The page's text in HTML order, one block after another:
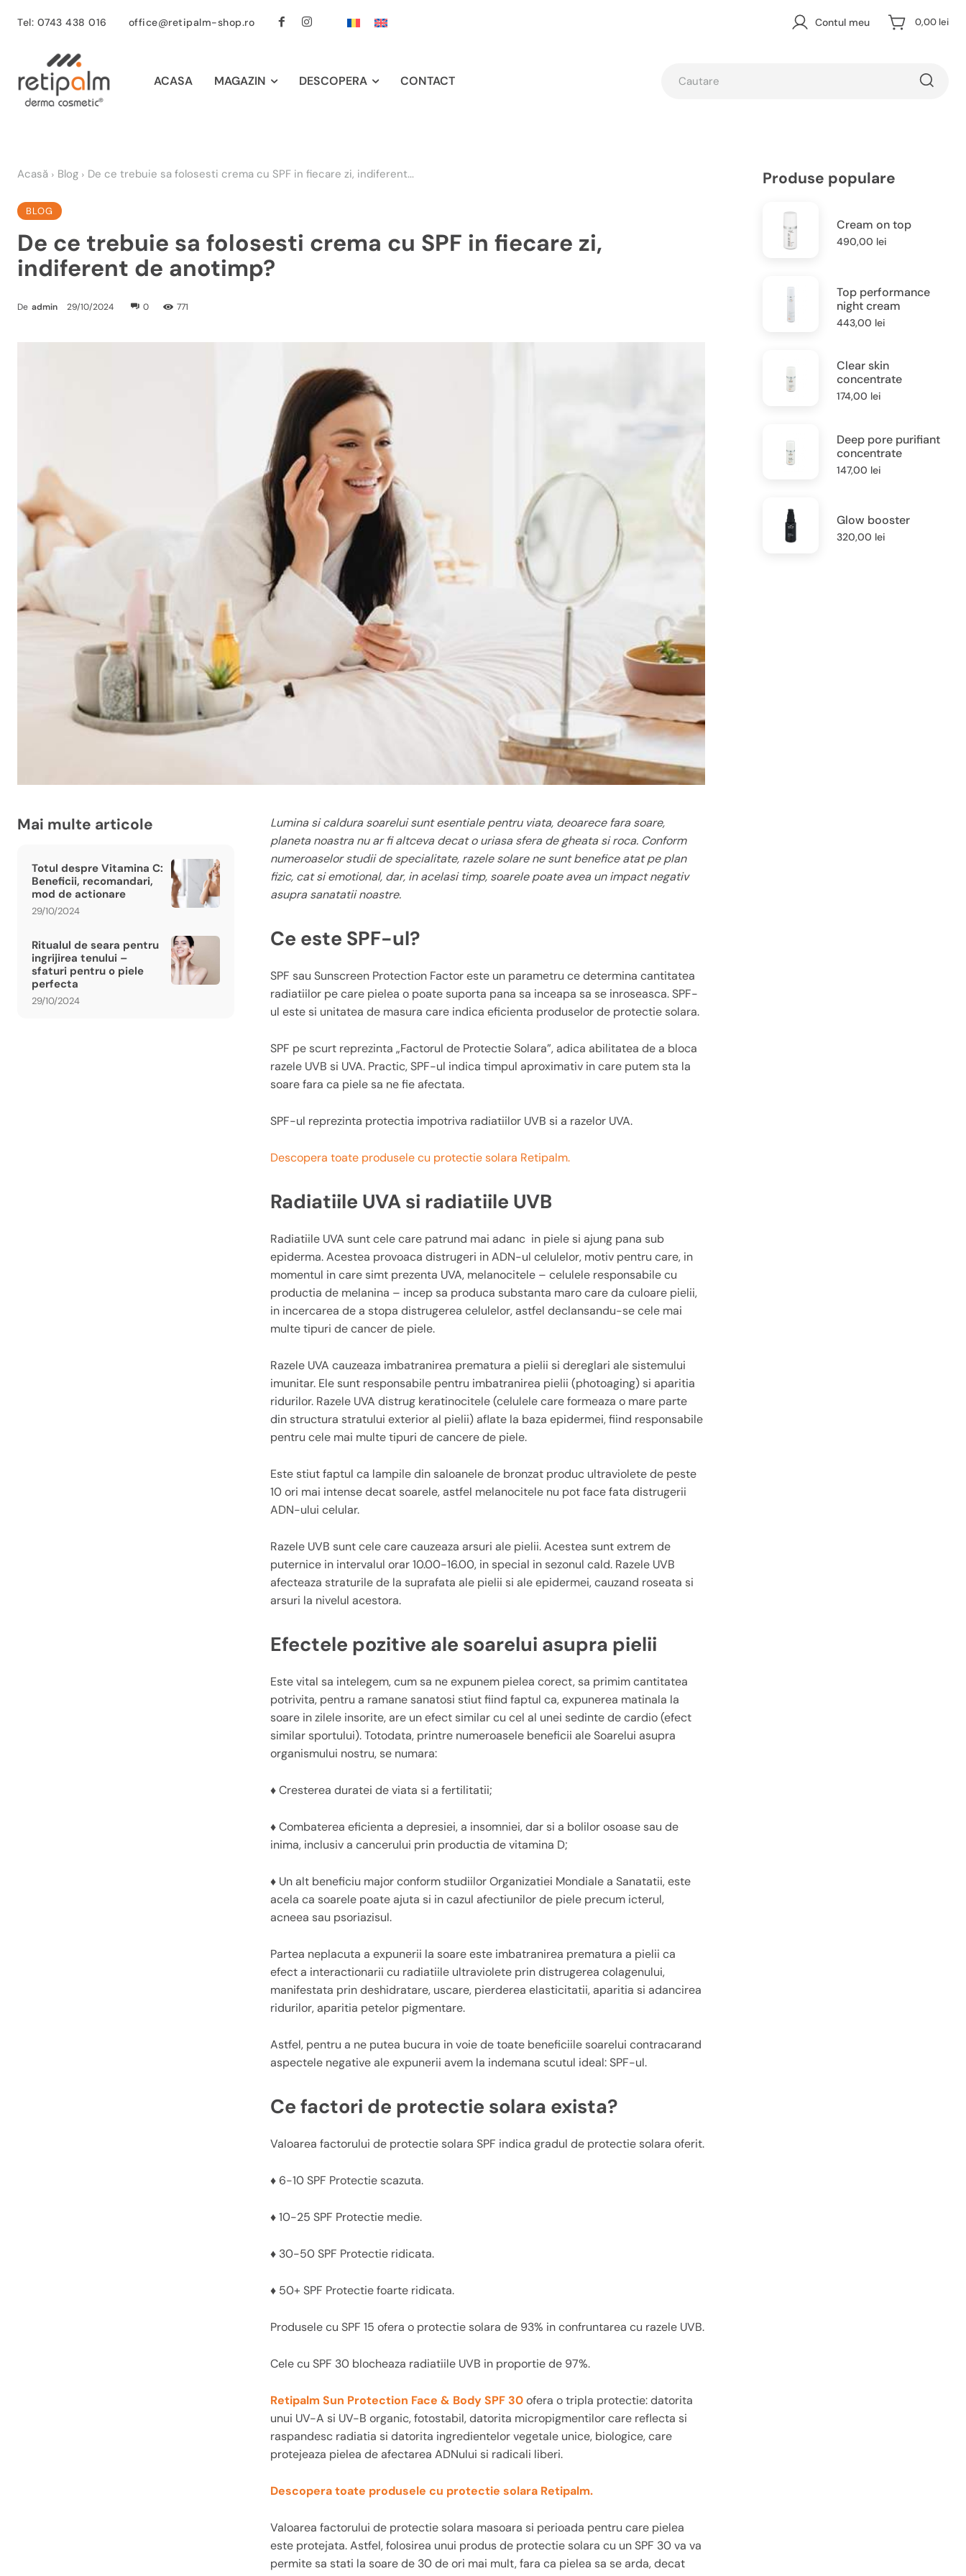
Tel: 0743 438 016 office@retipalm-shop.ro Contul meu 0,00 lei
ACASA MAGAZIN DESCOPERA CONTACT
Acasă Blog De ce trebuie sa folosesti crema cu SPF in fiecare zi, indiferent...
BLOG
De ce trebuie sa folosesti crema cu SPF in fiecare zi,
indiferent de anotimp?
De admin 29/10/2024 0 771
Mai multe articole
Totul despre Vitamina C:
Beneficii, recomandari,
mod de actionare
29/10/2024
Ritualul de seara pentru
ingrijirea tenului –
sfaturi pentru o piele
perfecta
29/10/2024
Lumina si caldura soarelui sunt esentiale pentru viata, deoarece fara soare,
planeta noastra nu ar fi altceva decat o uriasa sfera de gheata si roca. Conform
numeroaselor studii de specialitate, razele solare ne sunt benefice atat pe plan
fizic, cat si emotional, dar, in acelasi timp, soarele poate avea un impact negativ
asupra sanatatii noastre.
Ce este SPF-ul?
SPF sau Sunscreen Protection Factor este un parametru ce determina cantitatea
radiatiilor pe care pielea o poate suporta pana sa inceapa sa se inroseasca. SPF-
ul este si unitatea de masura care indica eficienta produselor de protectie solara.
SPF pe scurt reprezinta „Factorul de Protectie Solara”, adica abilitatea de a bloca
razele UVB si UVA. Practic, SPF-ul indica timpul aproximativ in care putem sta la
soare fara ca piele sa ne fie afectata.
SPF-ul reprezinta protectia impotriva radiatiilor UVB si a razelor UVA.
Descopera toate produsele cu protectie solara Retipalm.
Radiatiile UVA si radiatiile UVB
Radiatiile UVA sunt cele care patrund mai adanc in piele si ajung pana sub
epiderma. Acestea provoaca distrugeri in ADN-ul celulelor, motiv pentru care, in
momentul in care simt prezenta UVA, melanocitele – celulele responsabile cu
productia de melanina – incep sa produca substanta maro care da culoare pielii,
in incercarea de a stopa distrugerea celulelor, astfel declansandu-se cele mai
multe tipuri de cancer de piele.
Razele UVA cauzeaza imbatranirea prematura a pielii si dereglari ale sistemului
imunitar. Ele sunt responsabile pentru imbatranirea pielii (photoaging) si aparitia
ridurilor. Razele UVA distrug keratinocitele (celulele care formeaza o mare parte
din structura stratului exterior al pielii) aflate la baza epidermei, fiind responsabile
pentru cele mai multe tipuri de cancere de piele.
Este stiut faptul ca lampile din saloanele de bronzat produc ultraviolete de peste
10 ori mai intense decat soarele, astfel melanocitele nu pot face fata distrugerii
ADN-ului celular.
Razele UVB sunt cele care cauzeaza arsuri ale pielii. Acestea sunt extrem de
puternice in intervalul orar 10.00-16.00, in special in sezonul cald. Razele UVB
afecteaza straturile de la suprafata ale pielii si ale epidermei, cauzand roseata si
arsuri la nivelul acestora.
Efectele pozitive ale soarelui asupra pielii
Este vital sa intelegem, cum sa ne expunem pielea corect, sa primim cantitatea
potrivita, pentru a ramane sanatosi stiut fiind faptul ca, expunerea matinala la
soare in zilele insorite, are un efect similar cu cel al unei sedinte de cardio (efect
similar sportului). Totodata, printre numeroasele beneficii ale Soarelui asupra
organismului nostru, se numara:
♦ Cresterea duratei de viata si a fertilitatii;
♦ Combaterea eficienta a depresiei, a insomniei, dar si a bolilor osoase sau de
inima, inclusiv a cancerului prin productia de vitamina D;
♦ Un alt beneficiu major conform studiilor Organizatiei Mondiale a Sanatatii, este
acela ca soarele poate ajuta si in cazul afectiunilor de piele precum icterul,
acneea sau psoriazisul.
Partea neplacuta a expunerii la soare este imbatranirea prematura a pielii ca
efect a interactionarii cu radiatiile ultraviolete prin distrugerea colagenului,
manifestata prin deshidratare, uscare, pierderea elasticitatii, aparitia si adancirea
ridurilor, aparitia petelor pigmentare.
Astfel, pentru a ne putea bucura in voie de toate beneficiile soarelui contracarand
aspectele negative ale expunerii avem la indemana scutul ideal: SPF-ul.
Ce factori de protectie solara exista?
Valoarea factorului de protectie solara SPF indica gradul de protectie solara oferit.
♦ 6-10 SPF Protectie scazuta.
♦10-25 SPF Protectie medie.
♦ 30-50 SPF Protectie ridicata.
♦ 50+ SPF Protectie foarte ridicata.
Produsele cu SPF 15 ofera o protectie solara de 93% in confruntarea cu razele UVB.
Cele cu SPF 30 blocheaza radiatiile UVB in proportie de 97%.
Retipalm Sun Protection Face & Body SPF 30ofera o tripla protectie: datorita
unui UV-A si UV-B organic, fotostabil, datorita micropigmentilor care reflecta si
raspandesc radiatia si datorita ingredientelor vegetale unice, biologice, care
protejeaza pielea de afectarea ADNului si radicali liberi.
Descopera toate produsele cu protectie solara Retipalm.
Valoarea factorului de protectie solara masoara si perioada pentru care pielea
este protejata. Astfel, folosirea unui produs de protectie solara cu un SPF 30 va va
permite sa stati la soare de 30 de ori mai mult, fara ca pielea sa se arda, decat
Produse populare
Cream on top
490,00 lei
Top performance
night cream
443,00 lei
Clear skin
concentrate
174,00 lei
Deep pore purifiant
concentrate
147,00 lei
Glow booster
320,00 lei